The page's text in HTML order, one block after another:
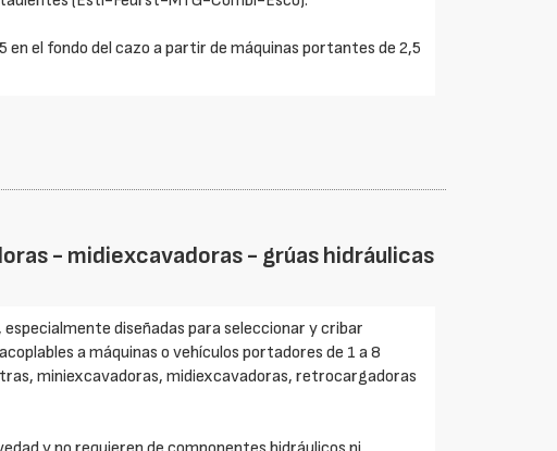
en el fondo del cazo a partir de máquinas portantes de 2,5
- midiexcavadoras - grúas hidráulicas
diseñadas para seleccionar y cribar
a máquinas o vehículos portadores de 1 a 8
miniexcavadoras, midiexcavadoras, retrocargadoras